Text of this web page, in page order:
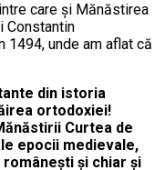
care şi Mănăstirea
Constantin
1494, unde am aflat că
din istoria
ortodoxiei!
Curtea de
epocii medievale,
şi chiar şi